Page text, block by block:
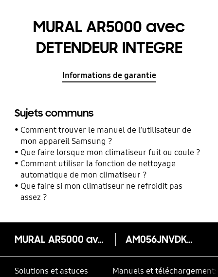
MURAL AR5000 avec
DETENDEUR INTEGRE
Informations de garantie
Sujets communs
Comment trouver le manuel de l’utilisateur de
mon appareil Samsung ?
Que faire lorsque mon climatiseur fuit ou coule ?
Comment utiliser la fonction de nettoyage
automatique de mon climatiseur ?
Que faire si mon climatiseur ne refroidit pas
assez ?
MURAL AR5000 avec DETENDEUR INTEGRE AM056JNVDKH/EU
Solutions et astuces Manuels et téléchargements